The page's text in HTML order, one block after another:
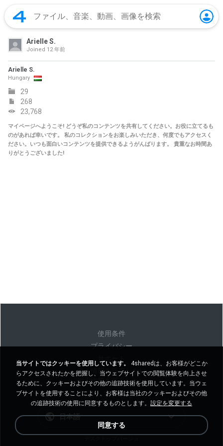
Arielle S.
Joined 12 年前
Arielle S.
Hungary
29
268
23,768
マイページへようこそ! どうぞ私のコンテンツを共有してください。お役に立てるも
のがあれば幸いです。 私のコレクションをお楽しみいただき、何度でもアクセスく
ださい。いつも面白いコンテンツを提供できるようがんばります。 貴重なお時間あ
りがとうございました!
使用条件
プライバシー
個人情報を販売しない
個人情報を共有しない
日本語
当サイトではクッキーを使用しています。
4sharedは、お客様がどこか
らアクセスされたかを把握し、当ウェブサイトでの閲覧体験を向上させ
るために、クッキーおよびその他の追跡技術を使用しています。当ウェ
ブサイトを使用することにより、お客様は当社のクッキーおよびその他
の追跡技術の使用に同意するものとします。 設定を変更する
同意する